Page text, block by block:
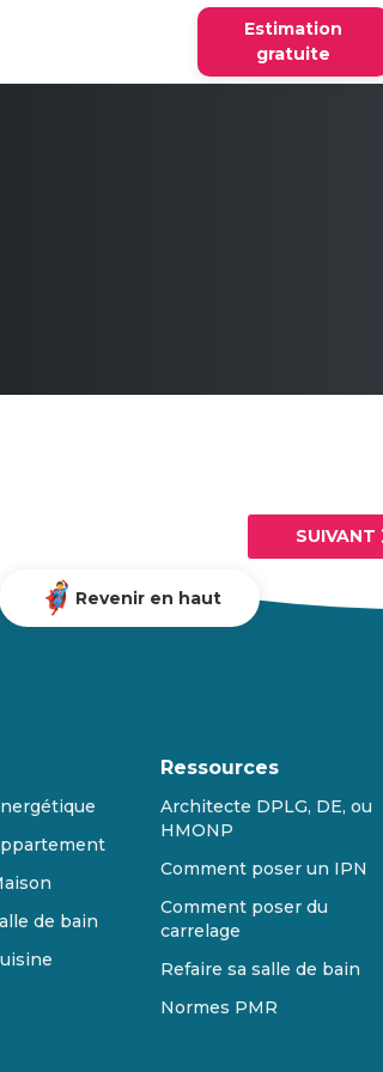
Estimation
gratuite
SUIVANT
Revenir en haut
de bain
Ressources
Architecte DPLG, DE, ou
HMONP
Comment poser un IPN
Comment poser du
carrelage
Refaire sa salle de bain
Normes PMR